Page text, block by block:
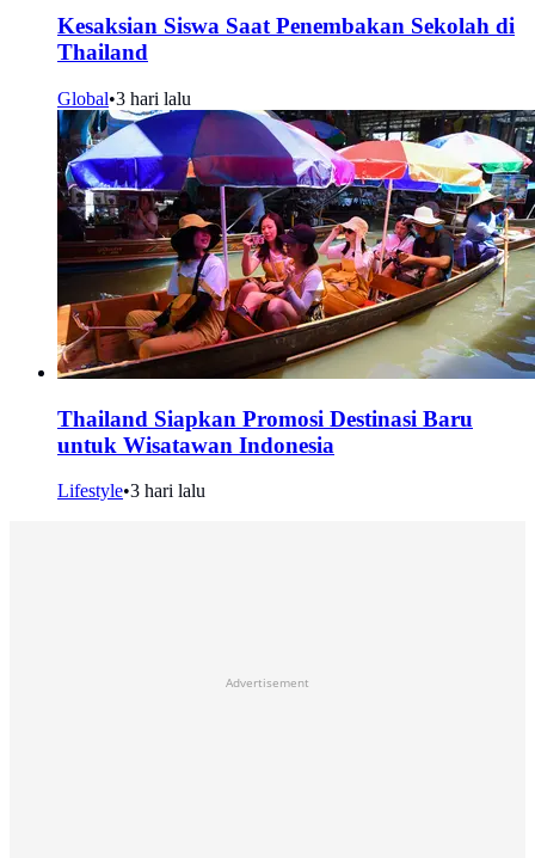
Kesaksian Siswa Saat Penembakan Sekolah di
Thailand
Global•3 hari lalu
Thailand Siapkan Promosi Destinasi Baru
untuk Wisatawan Indonesia
Lifestyle•3 hari lalu
Advertisement